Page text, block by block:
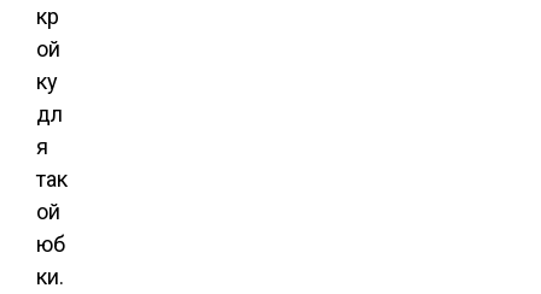
кр
ой
ку
дл
я
так
ой
юб
ки.